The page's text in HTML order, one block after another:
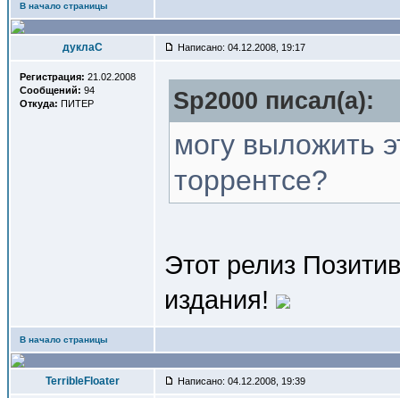
В начало страницы
дуклаС Написано: 04.12.2008, 19:17
Регистрация: 21.02.2008
Сообщений: 94
Откуда: ПИТЕР Sp2000 писал(a):
могу выложить
торрентсе?
Этот релиз
издания!
В начало страницы
TerribleFloater Написано: 04.12.2008, 19:39